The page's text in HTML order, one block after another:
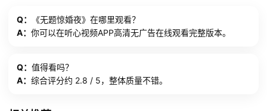
Q：
《无题惊婚夜》在哪里观看？
A： 你可以在听心视频APP高清无广告在线观看完整版本。
Q： 值得看吗？
A： 综合评分约 2.8 / 5，整体质量不错。